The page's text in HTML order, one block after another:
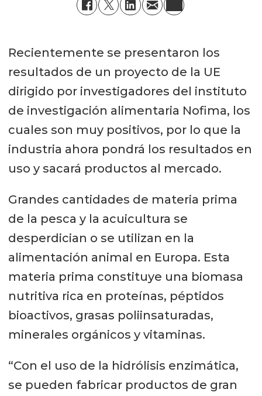
Recientemente se presentaron los
resultados de un proyecto de la UE
dirigido por investigadores del instituto
de investigación alimentaria Nofima, los
cuales son muy positivos, por lo que la
industria ahora pondrá los resultados en
uso y sacará productos al mercado.
Grandes cantidades de materia prima
de la pesca y la acuicultura se
desperdician o se utilizan en la
alimentación animal en Europa. Esta
materia prima constituye una biomasa
nutritiva rica en proteínas, péptidos
bioactivos, grasas poliinsaturadas,
minerales orgánicos y vitaminas.
“Con el uso de la hidrólisis enzimática,
se pueden fabricar productos de gran